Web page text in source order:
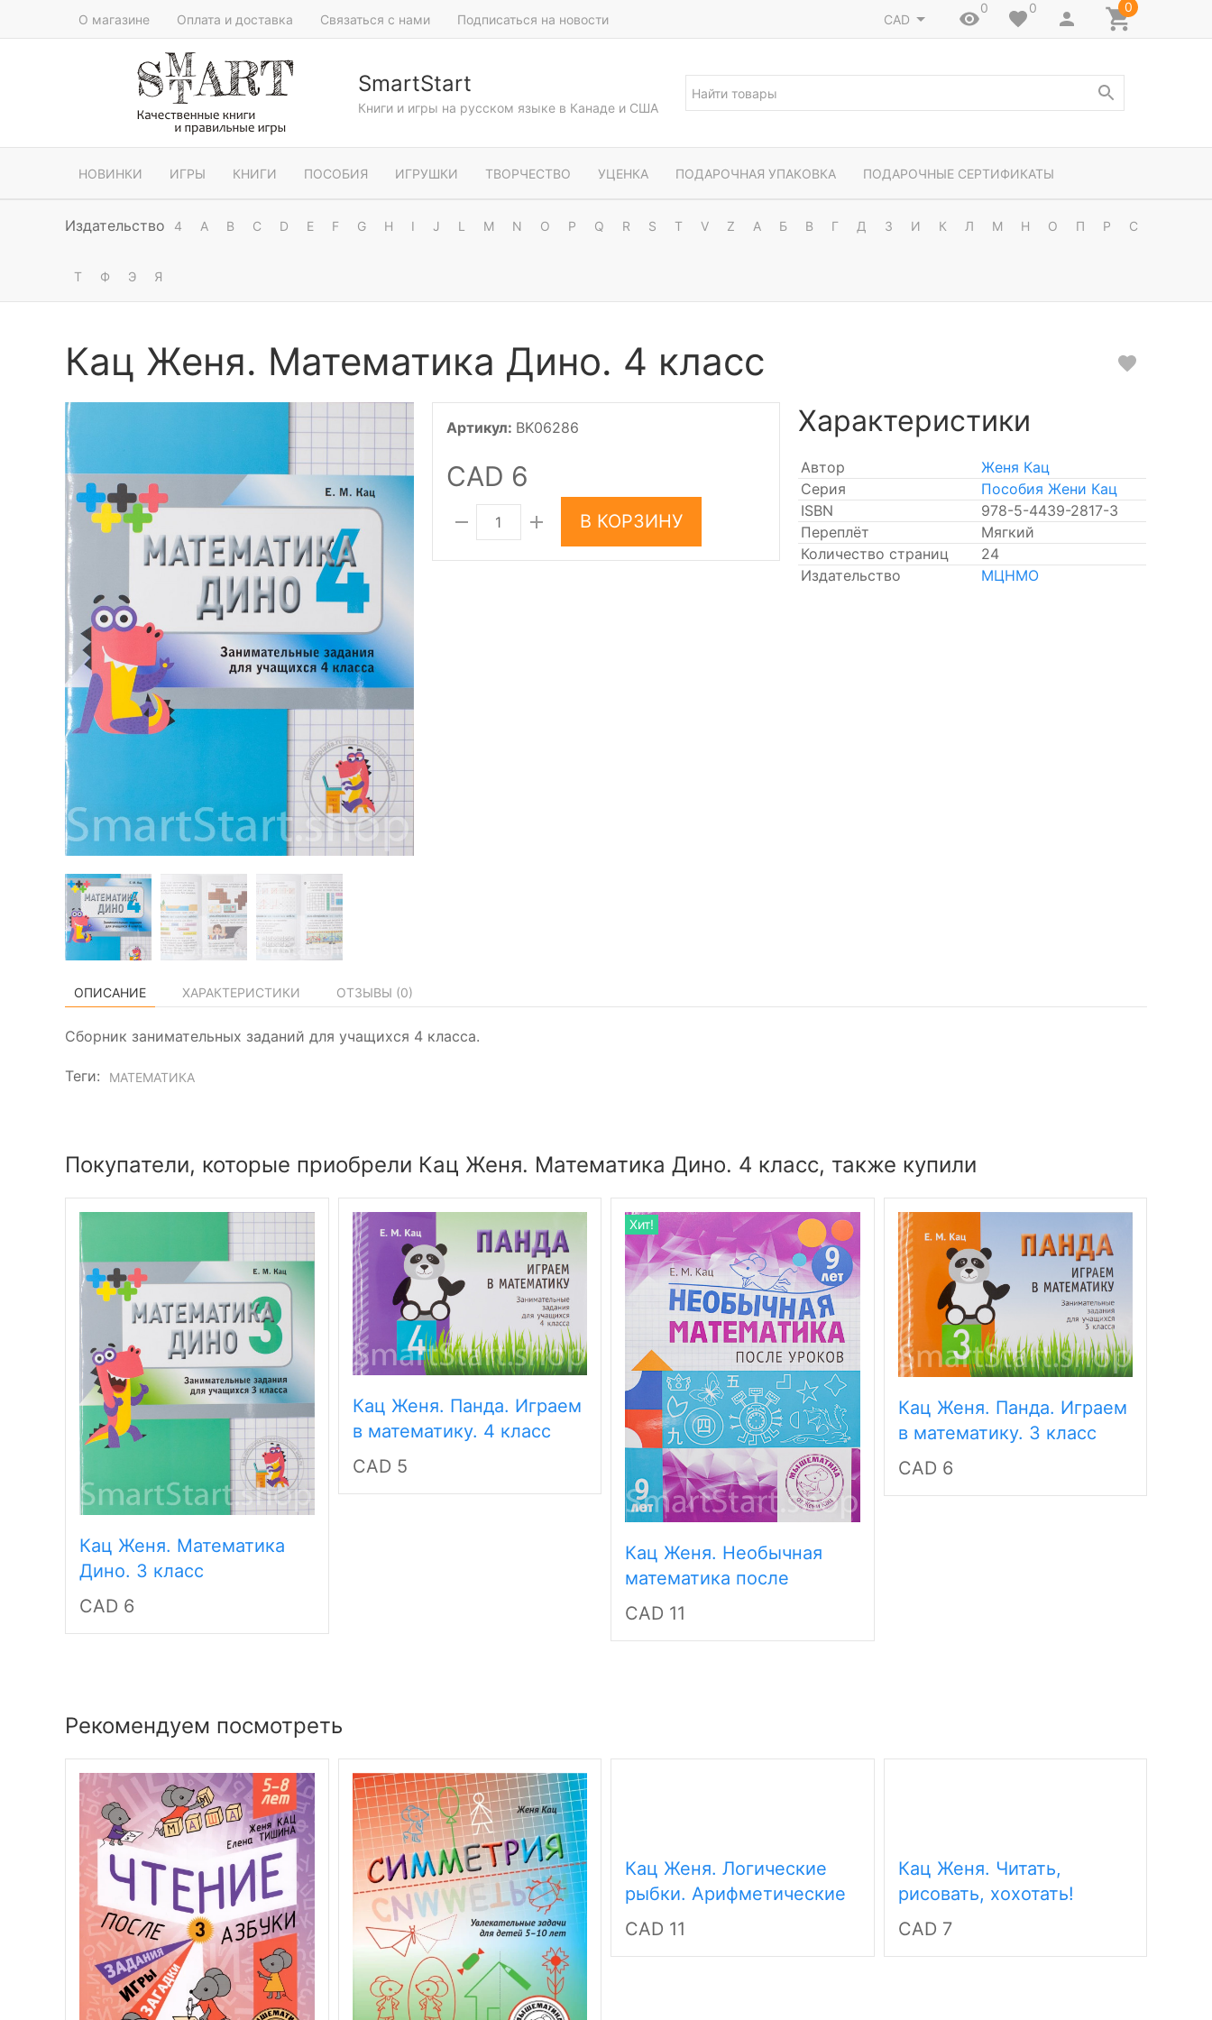
О магазине Оплата и доставка Связаться с нами Подписаться на новости CAD
0 0 0
SmartStart
Книги и игры на русском языке в Канаде и США
НОВИНКИ ИГРЫ КНИГИ ПОСОБИЯ ИГРУШКИ ТВОРЧЕСТВО УЦЕНКА ПОДАРОЧНАЯ УПАКОВКА ПОДАРОЧНЫЕ СЕРТИФИКАТЫ
Издательство 4 A B C D E F G H I J L M N O P Q R S T V Z А Б В Г Д З И К Л М Н О П Р С
Т Ф Э Я
Кац Женя. Математика Дино. 4 класс
Артикул: BK06286
CAD 6
В КОРЗИНУ
Характеристики
Автор
Женя Кац
Серия
Пособия Жени Кац
ISBN
978-5-4439-2817-3
Переплёт
Мягкий
Количество страниц
24
Издательство
МЦНМО
ОПИСАНИЕ ХАРАКТЕРИСТИКИ ОТЗЫВЫ (0)
Сборник занимательных заданий для учащихся 4 класса.
Теги: МАТЕМАТИКА
Покупатели, которые приобрели Кац Женя. Математика Дино. 4 класс, также купили
Кац Женя. Математика
Дино. 3 класс
CAD 6
Кац Женя. Панда. Играем
в математику. 4 класс
CAD 5
Кац Женя. Необычная
математика после
уроков. Для детей 9 лет
CAD 11
Хит!
Кац Женя. Панда. Играем
в математику. 3 класс
CAD 6
Рекомендуем посмотреть
Кац Женя. Логические
рыбки. Арифметические
и логические задания для
CAD 11
Кац Женя. Читать,
рисовать, хохотать!
Смешные картинки
CAD 7